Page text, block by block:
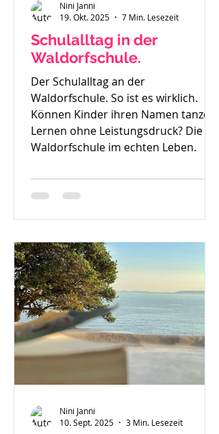
Schulalltag in der
Waldorfschule.
Der Schulalltag an der
Waldorfschule. So ist es wirklich.
Können Kinder ihren Namen tanzen?
Lernen ohne Leistungsdruck? Die
Waldorfschule im echten Leben.
Nini Janni
19. Okt. 2025
7 Min. Lesezeit
Nini Janni
10. Sept. 2025
3 Min. Lesezeit